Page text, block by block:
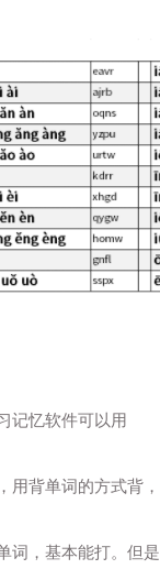
记忆软件可以用
用背单词的方式背
词，基本能打。但